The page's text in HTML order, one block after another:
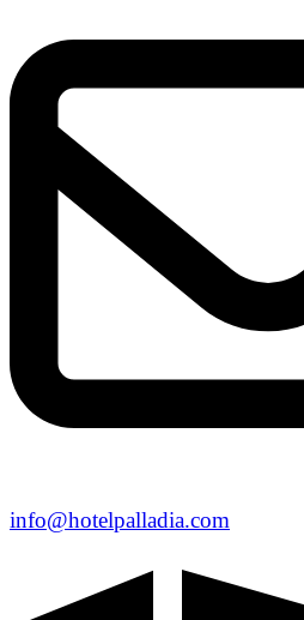
info@hotelpalladia.com